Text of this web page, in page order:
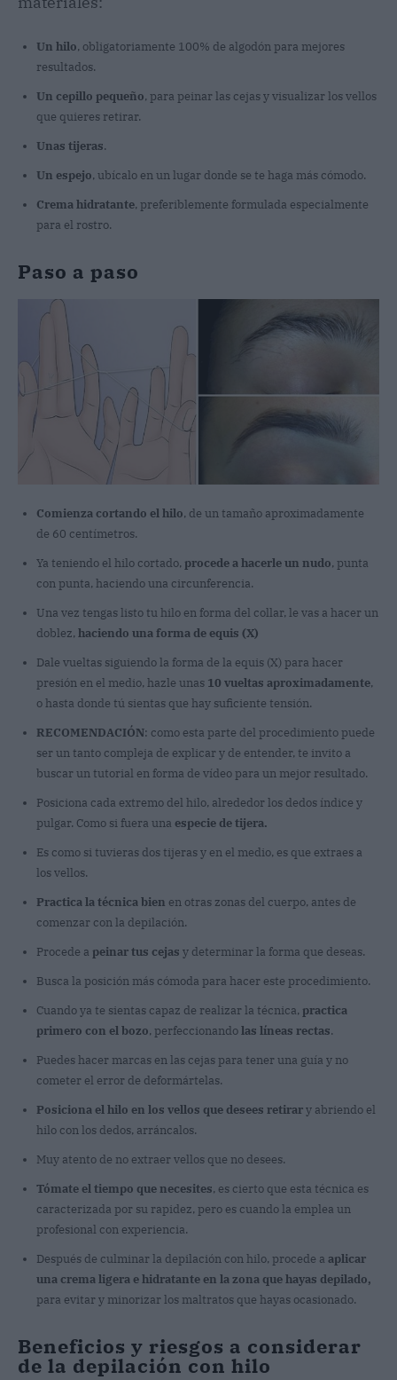
Un hilo, obligatoriamente 100% de algodón para mejores
resultados.
Un cepillo pequeño, para peinar las cejas y visualizar los vellos
que quieres retirar.
Unas tijeras.
Un espejo, ubícalo en un lugar donde se te haga más cómodo.
Crema hidratante, preferiblemente formulada especialmente
para el rostro.
Paso a paso
Comienza cortando el hilo, de un tamaño aproximadamente
de 60 centímetros.
Ya teniendo el hilo cortado, procede a hacerle un nudo, punta
con punta, haciendo una circunferencia.
Una vez tengas listo tu hilo en forma del collar, le vas a hacer un
doblez, haciendo una forma de equis (X)
Dale vueltas siguiendo la forma de la equis (X) para hacer
presión en el medio, hazle unas 10 vueltas aproximadamente,
o hasta donde tú sientas que hay suficiente tensión.
RECOMENDACIÓN: como esta parte del procedimiento puede
ser un tanto compleja de explicar y de entender, te invito a
buscar un tutorial en forma de vídeo para un mejor resultado.
Posiciona cada extremo del hilo, alrededor los dedos índice y
pulgar. Como si fuera una especie de tijera.
Es como si tuvieras dos tijeras y en el medio, es que extraes a
los vellos.
Practica la técnica bien en otras zonas del cuerpo, antes de
comenzar con la depilación.
Procede a peinar tus cejas y determinar la forma que deseas.
Busca la posición más cómoda para hacer este procedimiento.
Cuando ya te sientas capaz de realizar la técnica, practica
primero con el bozo, perfeccionandolas líneas rectas.
Puedes hacer marcas en las cejas para tener una guía y no
cometer el error de deformártelas.
Posiciona el hilo en los vellos que desees retirary abriendo el
hilo con los dedos, arráncalos.
Muy atento de no extraer vellos que no desees.
Tómate el tiempo que necesites, es cierto que esta técnica es
caracterizada por su rapidez, pero es cuando la emplea un
profesional con experiencia.
Después de culminar la depilación con hilo, procede a aplicar
una crema ligera e hidratante en la zona que hayas depilado,
para evitar y minorizar los maltratos que hayas ocasionado.
Beneficios y riesgos a considerar
de la depilación con hilo